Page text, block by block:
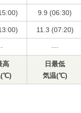
9.9 (06:30)
11.3 (07:20)
---
高
(℃)
日最低
気温(℃)